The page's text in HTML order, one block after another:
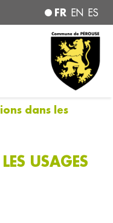
FR EN ES
dans les
USAGES